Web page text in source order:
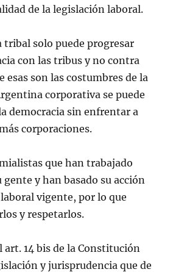
de la legislación laboral.
tribal solo puede progresar
con las tribus y no contra
esas son las costumbres de la
corporativa se puede
democracia sin enfrentar a
corporaciones.
que han trabajado
y han basado su acción
vigente, por lo que
y respetarlos.
art. 14 bis de la Constitución
y jurisprudencia que de